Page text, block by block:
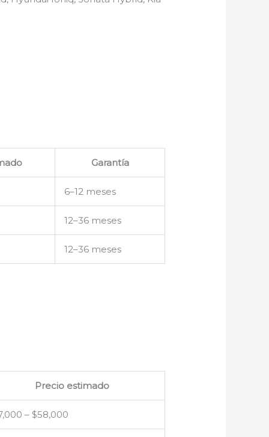
Garantía
6–12 meses
12–36 meses
12–36 meses
Precio estimado
– $58,000